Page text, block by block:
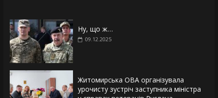
Ну, що ж…
09.12.2025
Житомирська ОВА організувала
урочисту зустріч заступника міністра